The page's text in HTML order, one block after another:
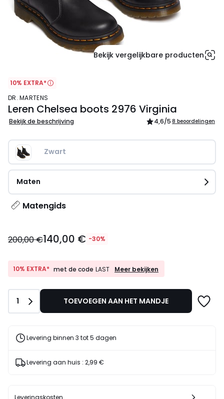
Bekijk vergelijkbare producten
10% EXTRA*
DR. MARTENS
Leren Chelsea boots 2976 Virginia
Bekijk de beschrijving 4,6/5 8 beoordelingen
Zwart
Maten
Matengids
€
van
€
30%
200,00 €140,00 € -30%
10% EXTRA* met de code LAST
10%
code
LAST
Meer bekijken
Aantal
1 TOEVOEGEN AAN HET MANDJE
Levering binnen 3 tot 5 dagen
Levering aan huis : 2,99 €